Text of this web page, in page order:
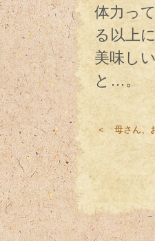
体力っ
る以上
美味し
と…。
＜ 母さん、